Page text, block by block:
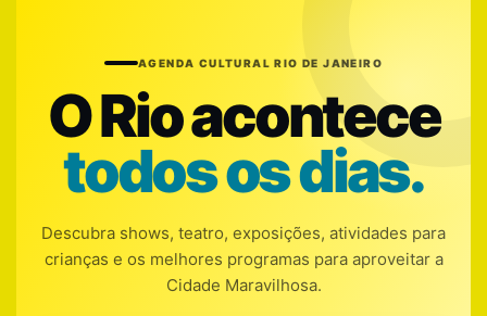
AGENDA CULTURAL RIO DE JANEIRO
O Rio acontece
todos os dias.
Descubra shows, teatro, exposições, atividades para
crianças e os melhores programas para aproveitar a
Cidade Maravilhosa.